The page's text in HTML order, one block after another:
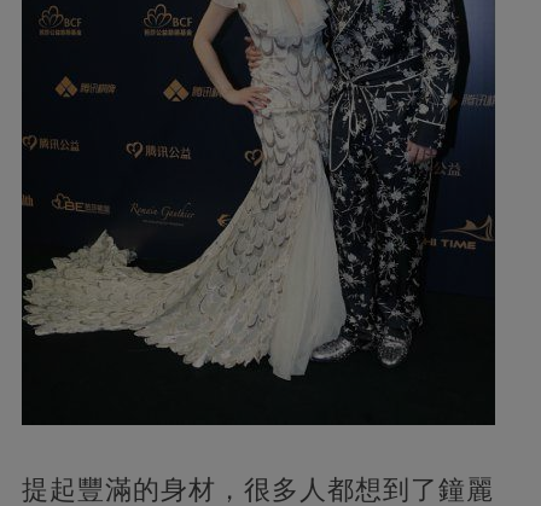
提起豐滿的身材，很多人都想到了鐘麗